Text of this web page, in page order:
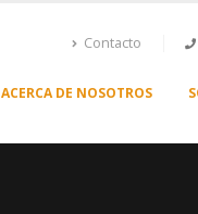
Contacto
ACERCA DE NOSOTROS